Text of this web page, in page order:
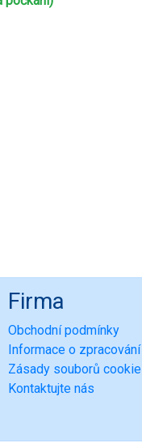
Firma
Obchodní podmínky
Informace o
Zásady souborů
Kontaktujte nás